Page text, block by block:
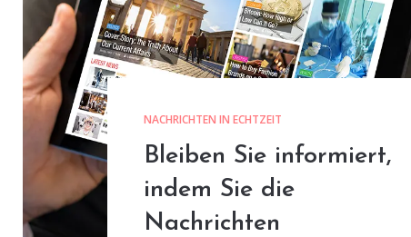
NACHRICHTEN IN ECHTZEIT
Bleiben Sie informiert,
indem Sie die
Nachrichten